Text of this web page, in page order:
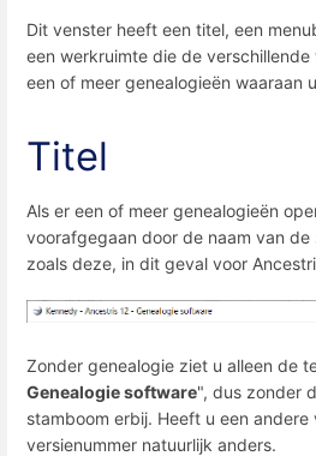
Dit venster heeft een titel, een
een werkruimte die de
een of meer genealogieën waaraan
Titel
Als er een of meer genealogieën
voorafgegaan door de naam van de
zoals deze, in dit geval voor
Zonder genealogie ziet u alleen de
Genealogie software", dus zonder
stamboom erbij. Heeft u een andere
versienummer natuurlijk anders.